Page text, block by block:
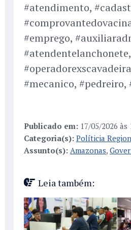
#atendimento,
#emprego,
#mecanico, #pedreiro,
Publicado em: 17/05/2026 às
Categoria(s): Políticia
Assunto(s): Amazonas,
Leia também: